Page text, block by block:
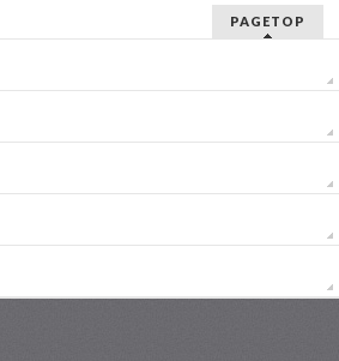
PAGETOP